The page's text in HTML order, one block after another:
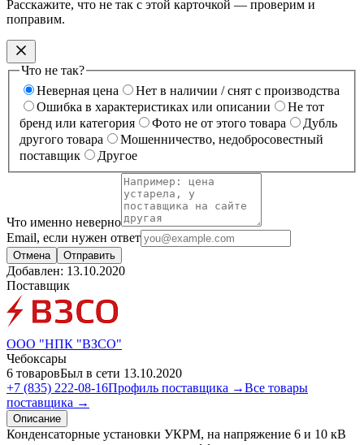
Расскажите, что не так с этой карточкой — проверим и
поправим.
Что не так?
Неверная цена
Нет в наличии / снят с производства
Ошибка в характеристиках или описании
Не тот
бренд или категория
Фото не от этого товара
Дубль
другого товара
Мошенничество, недобросовестный
поставщик
Другое
Что именно неверно
Email, если нужен ответ
Отмена Отправить
Добавлен: 13.10.2020
Поставщик
ООО "НПК "ВЗСО"
Чебоксары
6 товаровБыл в сети 13.10.2020
+7 (835) 222-08-16Профиль поставщика →Все товары
поставщика →
Описание
Конденсаторные установки УКРМ, на напряжение 6 и 10 кВ